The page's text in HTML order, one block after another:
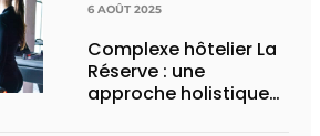
6 AOÛT 2025
Complexe hôtelier La
Réserve : une
approche holistique